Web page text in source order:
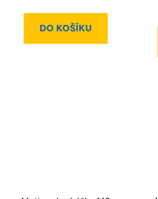
DO KOŠÍKU